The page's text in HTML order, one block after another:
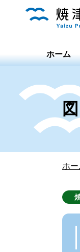
ホーム
ホー